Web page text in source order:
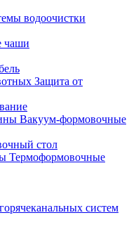
водоочистки
чаши
Защита от
Вакуум-формовочные
стол
Термоформовочные
систем